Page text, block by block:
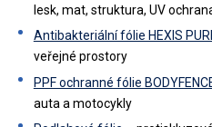
lesk, mat, struktura, UV
Antibakteriální fólie HEXIS
veřejné prostory
PPF ochranné fólie
auta a motocykly